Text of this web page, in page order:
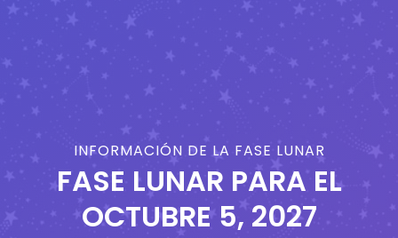
INFORMACIÓN DE LA FASE LUNAR
FASE LUNAR PARA EL
OCTUBRE 5, 2027